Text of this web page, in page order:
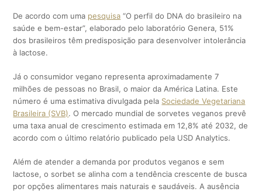
De acordo com uma pesquisa “O perfil do DNA do brasileiro na
saúde e bem-estar”, elaborado pelo laboratório Genera, 51%
dos brasileiros têm predisposição para desenvolver intolerância
à lactose.
Já o consumidor vegano representa aproximadamente 7
milhões de pessoas no Brasil, o maior da América Latina. Este
número é uma estimativa divulgada pela Sociedade Vegetariana
Brasileira (SVB). O mercado mundial de sorvetes veganos prevê
uma taxa anual de crescimento estimada em 12,8% até 2032, de
acordo com o último relatório publicado pela USD Analytics.
Além de atender a demanda por produtos veganos e sem
lactose, o sorbet se alinha com a tendência crescente de busca
por opções alimentares mais naturais e saudáveis. A ausência